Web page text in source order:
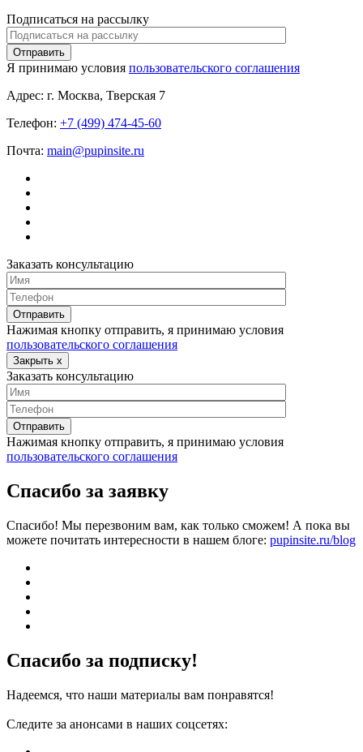
Подписаться на рассылку
Я принимаю условия пользовательского соглашения
Адрес: г. Москва, Тверская 7
Телефон: +7 (499) 474-45-60
Почта: main@pupinsite.ru
Заказать консультацию
Нажимая кнопку отправить, я принимаю условия
пользовательского соглашения
Закрыть x
Заказать консультацию
Нажимая кнопку отправить, я принимаю условия
пользовательского соглашения
Спасибо за заявку
Спасибо! Мы перезвоним вам, как только сможем! А пока вы
можете почитать интересности в нашем блоге: pupinsite.ru/blog
Спасибо за подписку!
Надеемся, что наши материалы вам понравятся!
Следите за анонсами в наших соцсетях: